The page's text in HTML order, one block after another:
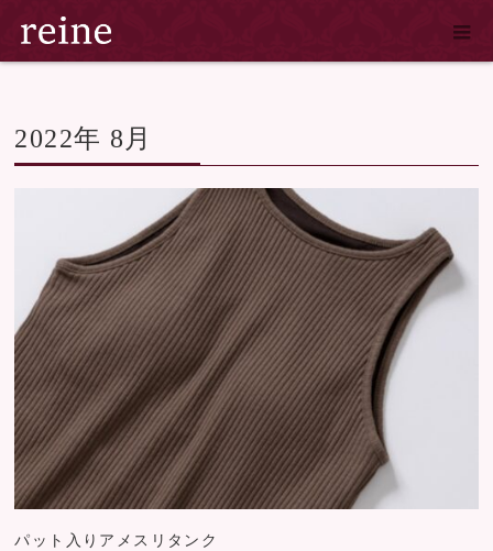
2022年 8月
2022年 8月
パット入りアメスリタンク